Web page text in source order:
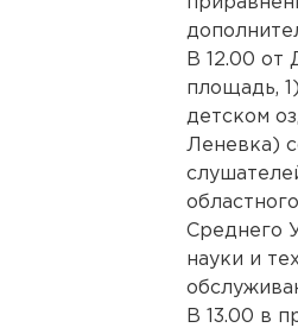
В 12.00 от
площадь,
детском
Леневка)
Среднего
науки и
В 13.00 в